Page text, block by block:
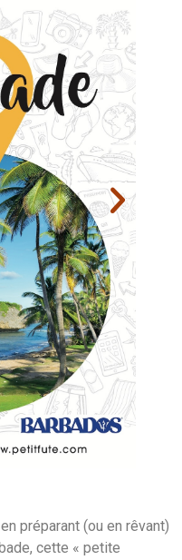
préparant (ou en rêvant)
cette « petite